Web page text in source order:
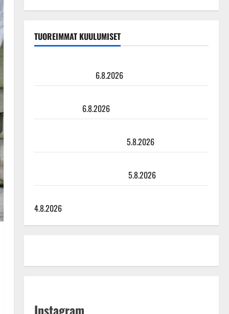
TUOREIMMAT KUULUMISET
6.8.2026
6.8.2026
5.8.2026
5.8.2026
4.8.2026
Instagram